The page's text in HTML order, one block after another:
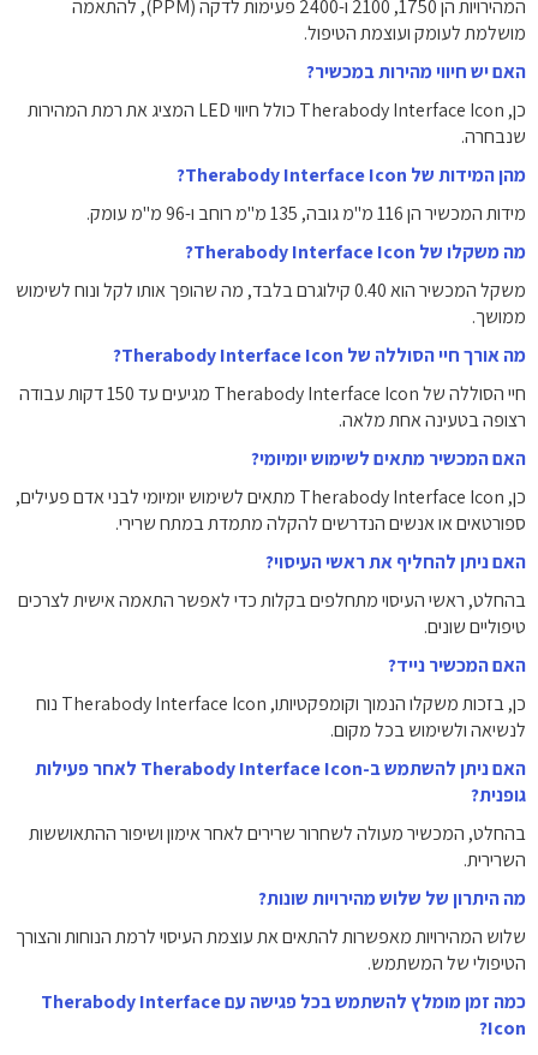
המהירויות הן 1750, 2100 ו-2400 פעימות לדקה (PPM), להתאמה
מושלמת לעומק ועוצמת הטיפול.
האם יש חיווי מהירות במכשיר?
כן, Therabody Interface Icon כולל חיווי LED המציג את רמת המהירות
שנבחרה.
מהן המידות של Therabody Interface Icon?
מידות המכשיר הן 116 מ"מ גובה, 135 מ"מ רוחב ו-96 מ"מ עומק.
מה משקלו של Therabody Interface Icon?
משקל המכשיר הוא 0.40 קילוגרם בלבד, מה שהופך אותו לקל ונוח לשימוש
ממושך.
מה אורך חיי הסוללה של Therabody Interface Icon?
חיי הסוללה של Therabody Interface Icon מגיעים עד 150 דקות עבודה
רצופה בטעינה אחת מלאה.
האם המכשיר מתאים לשימוש יומיומי?
כן, Therabody Interface Icon מתאים לשימוש יומיומי לבני אדם פעילים,
ספורטאים או אנשים הנדרשים להקלה מתמדת במתח שרירי.
האם ניתן להחליף את ראשי העיסוי?
בהחלט, ראשי העיסוי מתחלפים בקלות כדי לאפשר התאמה אישית לצרכים
טיפוליים שונים.
האם המכשיר נייד?
כן, בזכות משקלו הנמוך וקומפקטיותו, Therabody Interface Icon נוח
לנשיאה ולשימוש בכל מקום.
האם ניתן להשתמש ב-Therabody Interface Icon לאחר פעילות
גופנית?
בהחלט, המכשיר מעולה לשחרור שרירים לאחר אימון ושיפור ההתאוששות
השרירית.
מה היתרון של שלוש מהירויות שונות?
שלוש המהירויות מאפשרות להתאים את עוצמת העיסוי לרמת הנוחות והצורך
הטיפולי של המשתמש.
כמה זמן מומלץ להשתמש בכל פגישה עם Therabody Interface
Icon?